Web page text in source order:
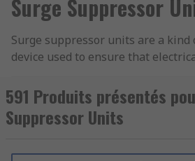
Surge Suppressor
Surge suppressor units are a kind
device used to ensure that
be caused by a lightning strike or
electrical fault. Surge suppressors
into devices such as power strips,
591 Produits présentés
Suppressor Units